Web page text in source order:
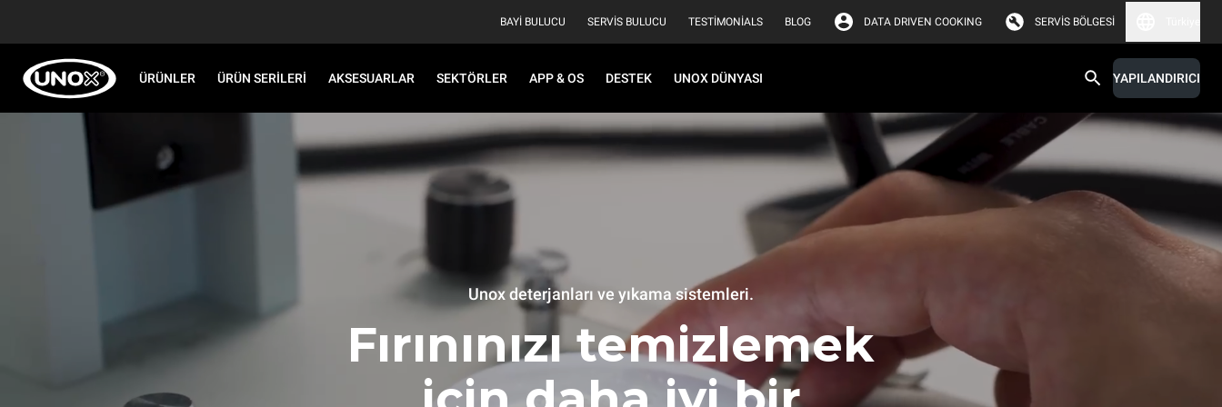
BAYI BULUCU SERVIS BULUCU TESTIMONIALS BLOG DATA DRIVEN COOKING SERVIS BÖLGESI
ÜRÜNLER ÜRÜN SERILERI AKSESUARLAR SEKTÖRLER APP & OS DESTEK UNOX DÜNYASI YAPILANDIRICI
Unox deterjanları ve yıkama sistemleri.
Fırınınızı temizlemek